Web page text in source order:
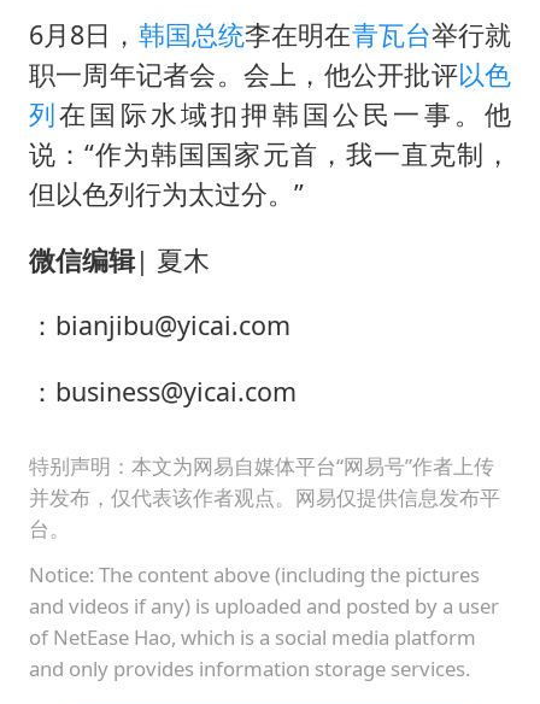
6月8日， 韩国总统李在明在青瓦台举行就
职一周年记者会。会上，他公开批评以色
列在国际水域扣押韩国公民一事。他
说：“作为韩国国家元首，我一直克制，
但以色列行为太过分。”
微信编辑| 夏木
：bianjibu@yicai.com
：business@yicai.com
特别声明：本文为网易自媒体平台“网易号”作者上传
并发布，仅代表该作者观点。网易仅提供信息发布平
台。
Notice: The content above (including the pictures
and videos if any) is uploaded and posted by a user
of NetEase Hao, which is a social media platform
and only provides information storage services.